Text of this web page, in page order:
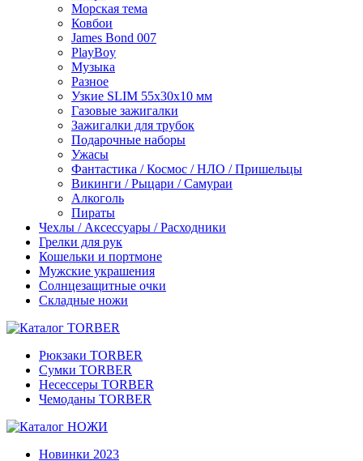
Морская тема
Ковбои
James Bond 007
PlayBoy
Музыка
Разное
Узкие SLIM 55x30x10 мм
Газовые зажигалки
Зажигалки для трубок
Подарочные наборы
Ужасы
Фантастика / Космос / НЛО / Пришельцы
Викинги / Рыцари / Самураи
Алкоголь
Пираты
Чехлы / Аксессуары / Расходники
Грелки для рук
Кошельки и портмоне
Мужские украшения
Солнцезащитные очки
Складные ножи
Рюкзаки TORBER
Сумки TORBER
Несессеры TORBER
Чемоданы TORBER
Новинки 2023